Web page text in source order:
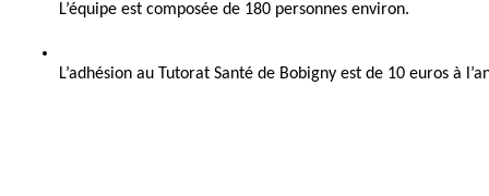
L’équipe est composée de 180 personnes environ.
L’adhésion au Tutorat Santé de Bobigny est de 10 euros à